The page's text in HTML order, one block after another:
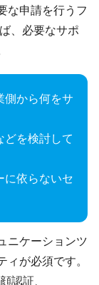
な申請を行うフ
、必要なサポ
側から何をサ
を検討して
に依らないセ
ニケーションツ
が必須です。
認証、